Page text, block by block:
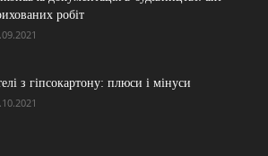
робіт
з гіпсокартону: плюси і мінуси